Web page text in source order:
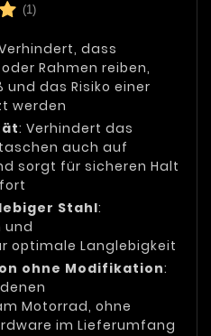
(1)
dass
Rahmen reiben,
das Risiko einer
werden
: Verhindert das
auch auf
sorgt für sicheren Halt
Stahl:
und
optimale Langlebigkeit
ohne Modifikation:
Motorrad, ohne
im Lieferumfang